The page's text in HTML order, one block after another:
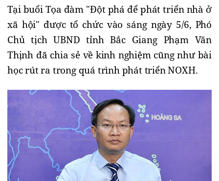
Tại buổi Tọa đàm "Đột phá để phát triển nhà ở
xã hội" được tổ chức vào sáng ngày 5/6, Phó
Chủ tịch UBND tỉnh Bắc Giang Phạm Văn
Thịnh đã chia sẻ về kinh nghiệm cũng như bài
học rút ra trong quá trình phát triển NOXH.